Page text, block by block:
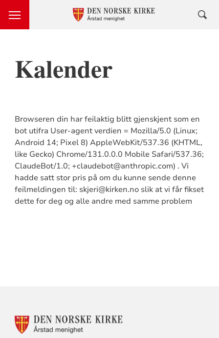
Kalender
Browseren din har feilaktig blitt gjenskjent som en
bot utifra User-agent verdien = Mozilla/5.0 (Linux;
Android 14; Pixel 8) AppleWebKit/537.36 (KHTML,
like Gecko) Chrome/131.0.0.0 Mobile Safari/537.36;
ClaudeBot/1.0; +claudebot@anthropic.com) . Vi
hadde satt stor pris på om du kunne sende denne
feilmeldingen til: skjeri@kirken.no slik at vi får fikset
dette for deg og alle andre med samme problem
KONTAKTINFORMASJON